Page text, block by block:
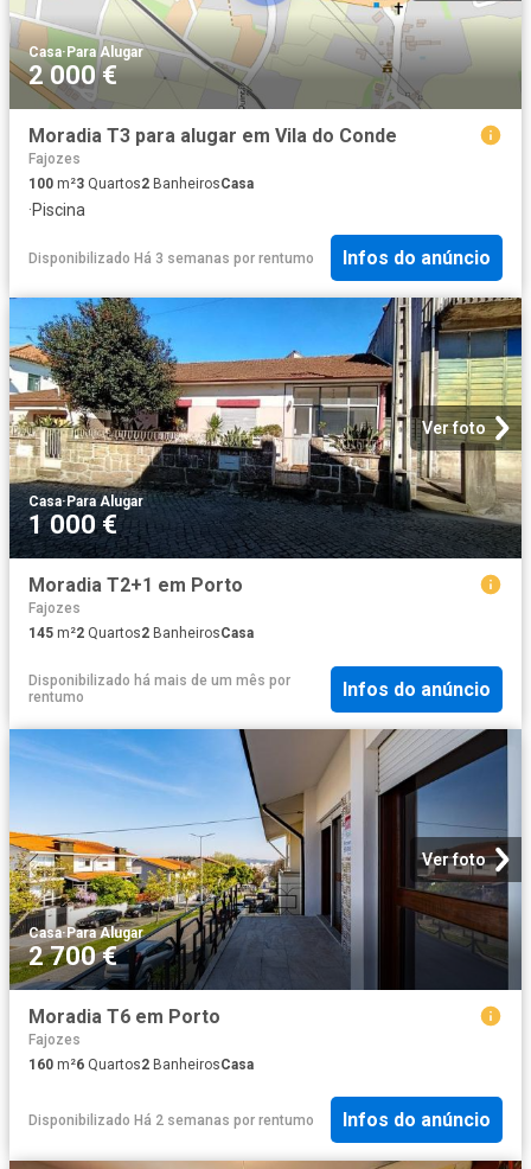
Casa·Para Alugar
2 000 €
Moradia T3 para alugar em Vila do Conde
Fajozes
100 m²3 Quartos2 BanheirosCasa
·Piscina
Disponibilizado Há 3 semanas por rentumo Infos do anúncio
Ver foto
Casa·Para Alugar
1 000 €
Moradia T2+1 em Porto
Fajozes
145 m²2 Quartos2 BanheirosCasa
Disponibilizado há mais de um mês por
rentumo
Infos do anúncio
Ver foto
Casa·Para Alugar
2 700 €
Moradia T6 em Porto
Fajozes
160 m²6 Quartos2 BanheirosCasa
Disponibilizado Há 2 semanas por rentumo Infos do anúncio